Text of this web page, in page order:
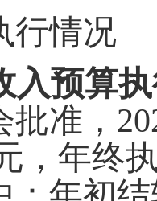
行情况
入预算
批准，
，年终